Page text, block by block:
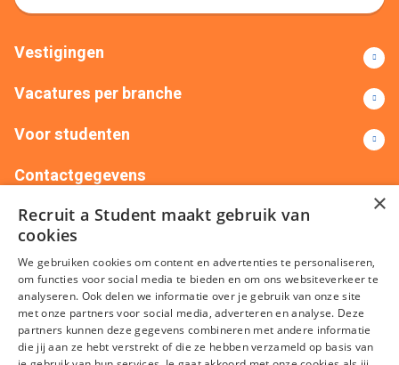
Vestigingen
Vacatures per branche
Voor studenten
Contactgegevens
+31(0)88 522 00 76
info@recruitastudent.nl
Alle vestigingen
×
Recruit a Student maakt gebruik van
cookies
We gebruiken cookies om content en advertenties te personaliseren,
om functies voor social media te bieden en om ons websiteverkeer te
analyseren. Ook delen we informatie over je gebruik van onze site
met onze partners voor social media, adverteren en analyse. Deze
partners kunnen deze gegevens combineren met andere informatie
die jij aan ze hebt verstrekt of die ze hebben verzameld op basis van